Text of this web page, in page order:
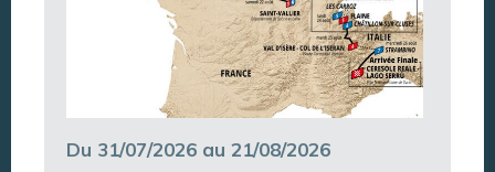
Du 31/07/2026 au 21/08/2026